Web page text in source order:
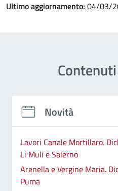
Ultimo aggiornamento: 04/03/
Novità
Lavori Canale Mortillaro.
Li Muli e Salerno
Arenella e Vergine Maria.
Puma